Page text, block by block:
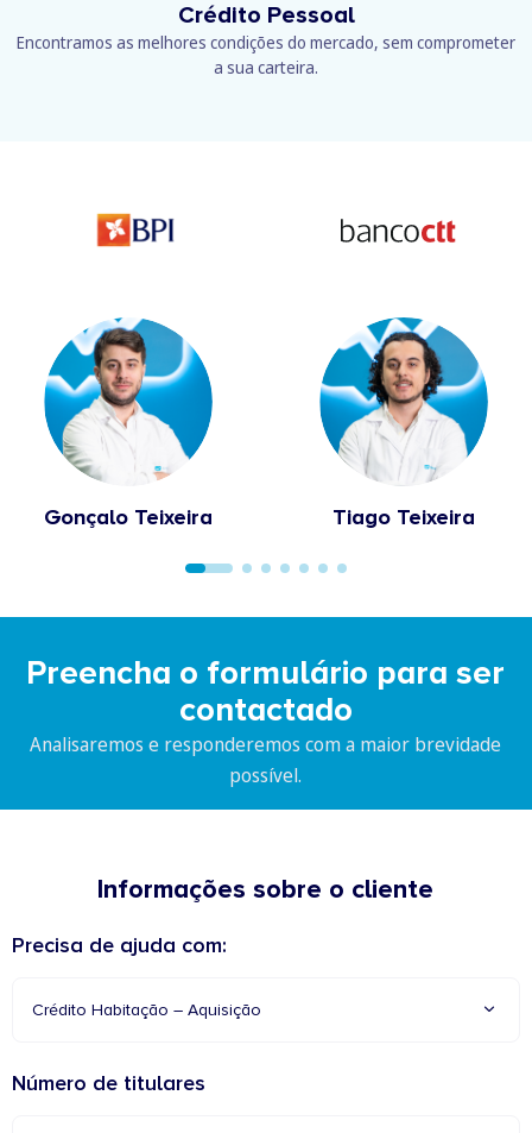
Crédito Pessoal
Encontramos as melhores condições do mercado, sem comprometer
a sua carteira.
Gonçalo Teixeira Tiago Teixeira
Preencha o formulário para ser
contactado
Analisaremos e responderemos com a maior brevidade
possível.
Informações sobre o cliente
Precisa de ajuda com:
Crédito Habitação – Aquisição
Número de titulares